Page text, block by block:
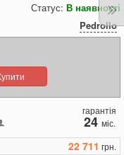
Статус: В наявності
Pedrollo
Купити
гарантія
24 міс.
22 711 грн.